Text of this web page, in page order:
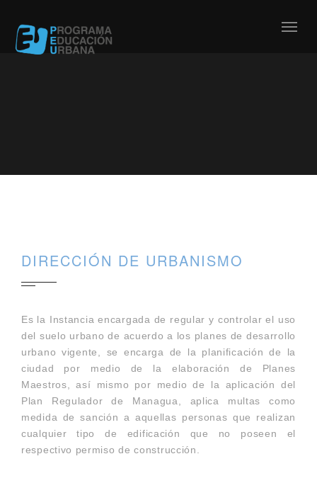
DIRECCIÓN DE URBANISMO
Es la Instancia encargada de regular y controlar el uso
del suelo urbano de acuerdo a los planes de desarrollo
urbano vigente, se encarga de la planificación de la
ciudad por medio de la elaboración de Planes
Maestros, así mismo por medio de la aplicación del
Plan Regulador de Managua, aplica multas como
medida de sanción a aquellas personas que realizan
cualquier tipo de edificación que no poseen el
respectivo permiso de construcción.